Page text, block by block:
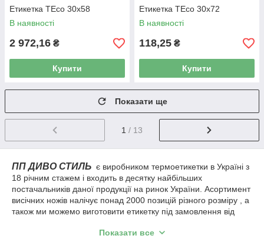
Етикетка TEco 30x58
В наявності
2 972,16 ₴
Купити
Етикетка TEco 30x72
В наявності
118,25 ₴
Купити
Показати ще
1 / 13
ПП ДИВО СТИЛЬ є виробником термоетикетки в Україні з
18 річним стажем і входить в десятку найбільших
постачальників даної продукції на ринок України. Асортимент
висічних ножів налічує понад 2000 позицій різного розміру , а
також ми можемо виготовити етикетку під замовлення від
Етикетки ЕКО і ТОП від виробника
Показати все